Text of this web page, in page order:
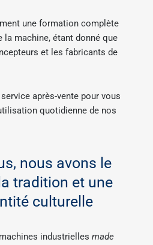
une formation complète
la machine, étant donné que
et les fabricants de
après-vente pour vous
quotidienne de nos
nous avons le
tradition et une
culturelle
industrielles made